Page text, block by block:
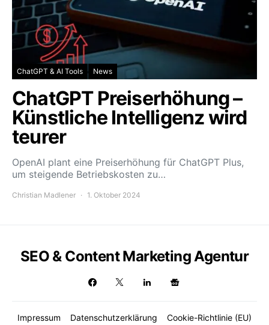
ChatGPT & AI Tools News
ChatGPT Preiserhöhung –
Künstliche Intelligenz wird
teurer
OpenAI plant eine Preiserhöhung für ChatGPT Plus,
um steigende Betriebskosten zu…
Christian Madlener 1. Oktober 2024
SEO & Content Marketing Agentur
Impressum Datenschutzerklärung Cookie-Richtlinie (EU)